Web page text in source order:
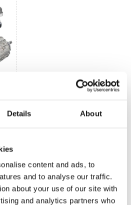
Details About
content and ads, to
and to analyse our traffic.
about your use of our site with
and analytics partners who
DO